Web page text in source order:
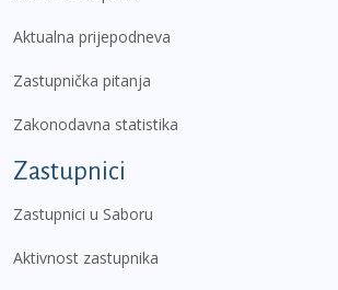
Aktualna prijepodneva
Zastupnička pitanja
Zakonodavna statistika
Zastupnici
Zastupnici u Saboru
Aktivnost zastupnika